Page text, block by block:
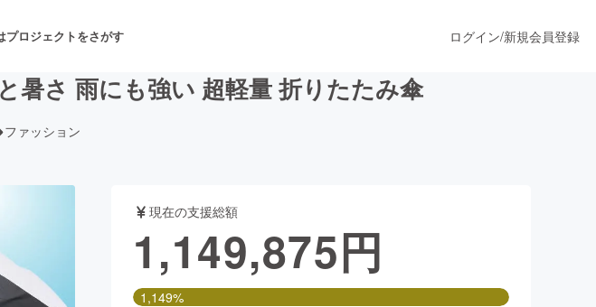
プロジェクトをさがす
舞台・パフォーマンス
ファッション
ログイン/新規会員登録
暑さ 雨にも強い 超軽量 折りたたみ傘
ファッション
現在の支援総額
1,149,875円
1,149%